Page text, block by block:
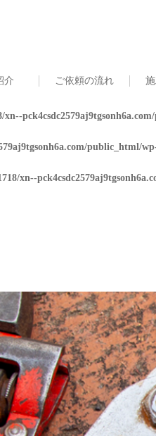
介 ご依頼の流れ
public_html/
xn--
public_html/
public_html/
xn--